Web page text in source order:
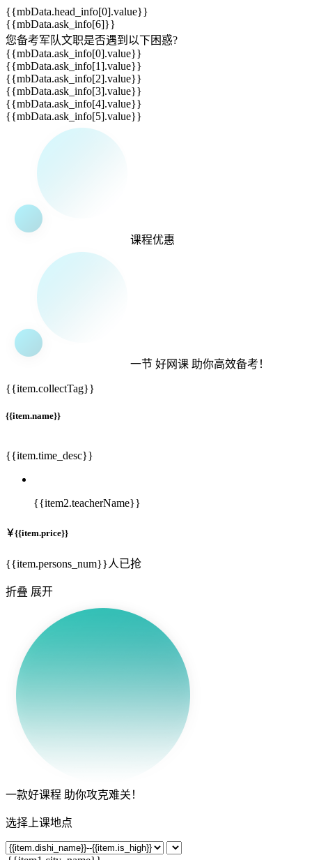
{{mbData.head_info[0].value}}
{{mbData.ask_info[6]}}
您备考军队文职是否遇到以下困惑?
{{mbData.ask_info[0].value}}
{{mbData.ask_info[1].value}}
{{mbData.ask_info[2].value}}
{{mbData.ask_info[3].value}}
{{mbData.ask_info[4].value}}
{{mbData.ask_info[5].value}}
课程优惠
一节 好网课 助你高效备考！
{{item.collectTag}}
{{item.name}}
{{item.time_desc}}
{{item2.teacherName}}
￥{{item.price}}
{{item.persons_num}}人已抢
折叠 展开
一款好课程 助你攻克难关！
选择上课地点